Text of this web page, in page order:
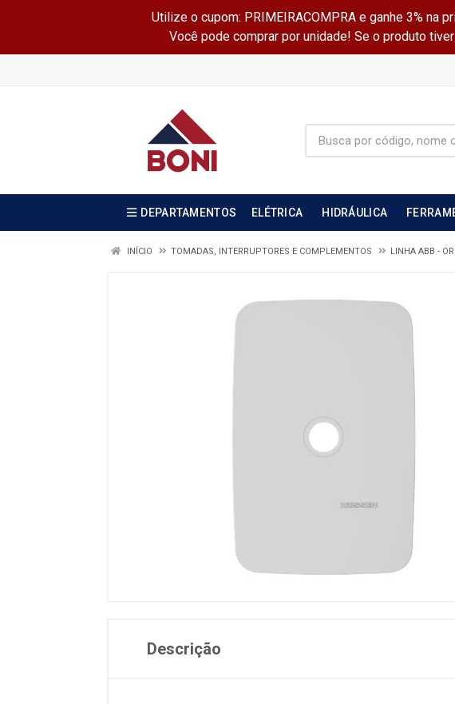
Utilize o cupom: PRIMEIRACOMPRA e ganhe 3% na
Você pode comprar por unidade! Se o produto
DEPARTAMENTOS ELÉTRICA HIDRÁULICA
INÍCIO TOMADAS, INTERRUPTORES E COMPLEMENTOS LINHA ABB -
Descrição